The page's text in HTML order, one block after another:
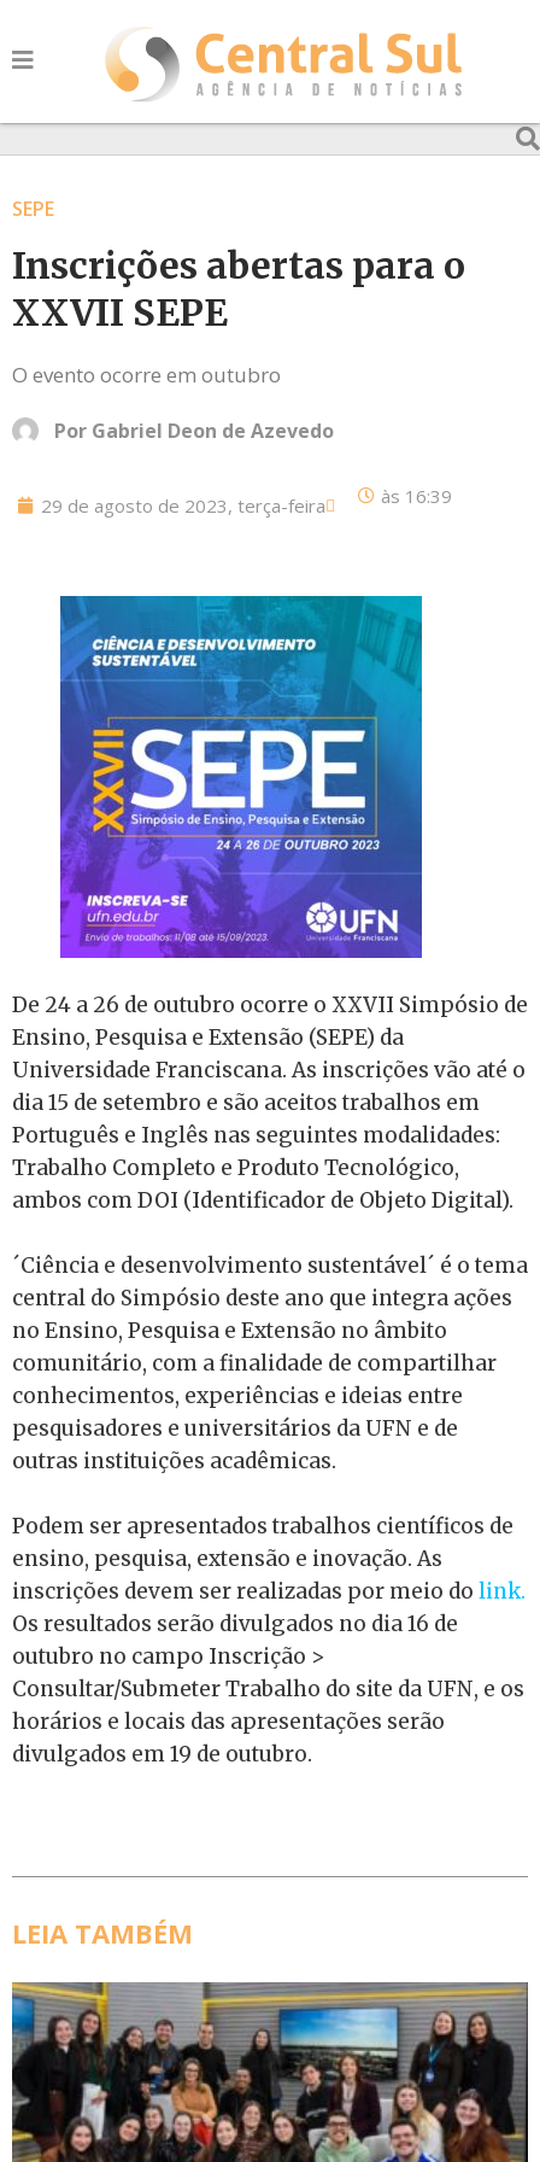
SEPE
Inscrições abertas para o
XXVII SEPE
O evento ocorre em outubro
Por Gabriel Deon de Azevedo
29 de agosto de 2023, terça-feira às 16:39
De 24 a 26 de outubro ocorre o XXVII Simpósio de
Ensino, Pesquisa e Extensão (SEPE) da
Universidade Franciscana. As inscrições vão até o
dia 15 de setembro e são aceitos trabalhos em
Português e Inglês nas seguintes modalidades:
Trabalho Completo e Produto Tecnológico,
ambos com DOI (Identificador de Objeto Digital).
´Ciência e desenvolvimento sustentável´ é o tema
central do Simpósio deste ano que integra ações
no Ensino, Pesquisa e Extensão no âmbito
comunitário, com a finalidade de compartilhar
conhecimentos, experiências e ideias entre
pesquisadores e universitários da UFN e de
outras instituições acadêmicas.
Podem ser apresentados trabalhos científicos de
ensino, pesquisa, extensão e inovação. As
inscrições devem ser realizadas por meio do link.
Os resultados serão divulgados no dia 16 de
outubro no campo Inscrição >
Consultar/Submeter Trabalho do site da UFN, e os
horários e locais das apresentações serão
divulgados em 19 de outubro.
LEIA TAMBÉM